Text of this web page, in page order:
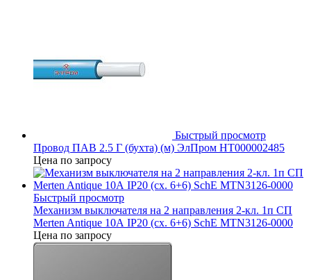
Быстрый просмотр
Провод ПАВ 2.5 Г (бухта) (м) ЭлПром НТ000002485
Цена по запросу
Быстрый просмотр
Механизм выключателя на 2 направления 2-кл. 1п СП
Merten Antique 10А IP20 (сх. 6+6) SchE MTN3126-0000
Цена по запросу